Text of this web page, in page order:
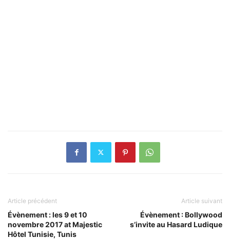
Article précédent
Évènement : les 9 et 10
novembre 2017 at Majestic
Hôtel Tunisie, Tunis
Article suivant
Évènement : Bollywood
s’invite au Hasard Ludique